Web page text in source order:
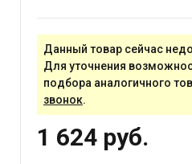
Данный товар сейчас
Для уточнения
подбора аналогичного
звонок.
1 624 руб.